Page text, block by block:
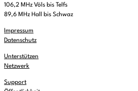
106,2 MHz Völs bis Telfs
89,6 MHz Hall bis Schwaz
Impressum
Datenschutz
Unterstützen
Netzwerk
Support